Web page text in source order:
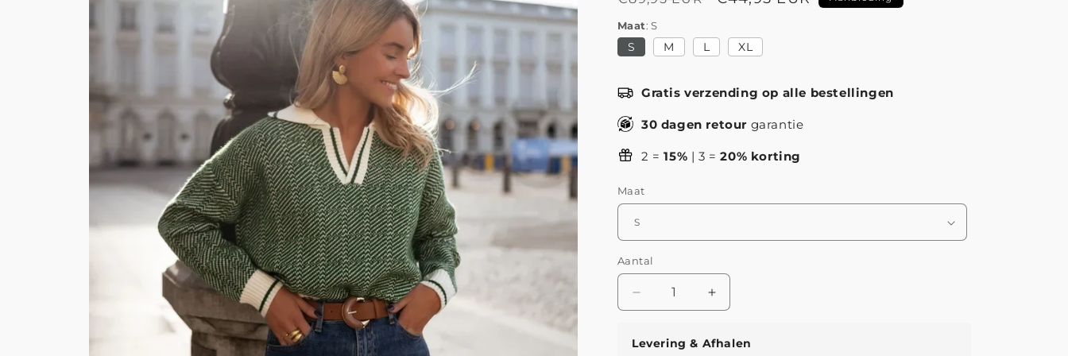
prijs
Maat S
S M L XL
Gratis verzending op alle bestellingen
30 dagen retour garantie
2 =15% | 3 =20% korting
Maat
Aantal
Aantal
verlagen
Emilia™
Aantal
verhogen
Emilia™
Levering & Afhalen